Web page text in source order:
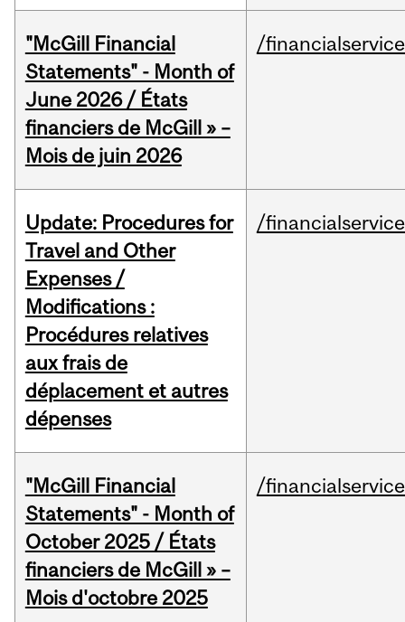
"McGill Financial
Statements" - Month of
June 2026 / États
financiers de McGill » –
Mois de juin 2026
/
Update: Procedures for
Travel and Other
Expenses /
Modifications :
Procédures relatives
aux frais de
déplacement et autres
dépenses
/
"McGill Financial
Statements" - Month of
October 2025 / États
financiers de McGill » –
Mois d'octobre 2025
/